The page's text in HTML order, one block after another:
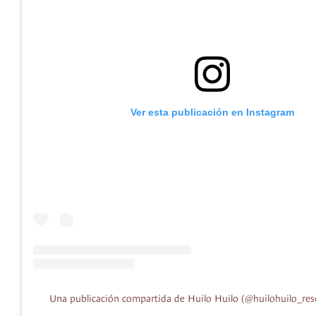
Ver esta publicación en Instagram
Una publicación compartida de Huilo Huilo